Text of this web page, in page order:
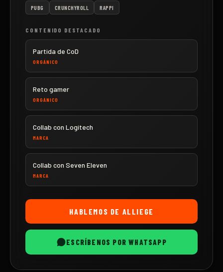
PUBG CRUNCHYROLL RAPPI
CONTENIDO DESTACADO
Partida de CoD
ORGÁNICO
Reto gamer
ORGÁNICO
Collab con Logitech
MARCA
Collab con Seven Eleven
MARCA
HABLEMOS DE ALLIEGE
ESCRÍBENOS POR WHATSAPP